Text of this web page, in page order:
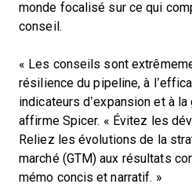
monde focalisé sur ce qui
conseil.
« Les conseils sont
résilience du pipeline, à
indicateurs d’expansion et à
affirme Spicer. « Évitez les
Reliez les évolutions de la
marché (GTM) aux résultats
mémo concis et narratif. »